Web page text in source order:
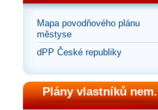
Mapa povodňového plánu
městyse
dPP České republiky
Plány vlastníků nem.